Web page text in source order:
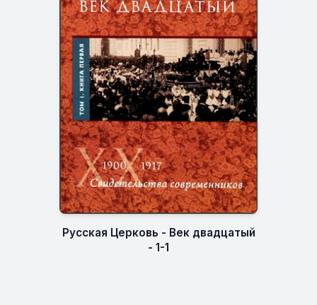
Русская Церковь - Век двадцатый
- 1-1